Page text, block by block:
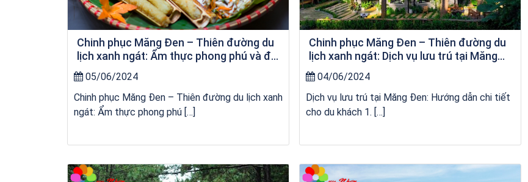
Chinh phục Măng Đen – Thiên đường du
lịch xanh ngát: Ẩm thực phong phú và đa
dạng
05/06/2024
Chinh phục Măng Đen – Thiên đường du lịch xanh
ngát: Ẩm thực phong phú […]
Chinh phục Măng Đen – Thiên đường du
lịch xanh ngát: Dịch vụ lưu trú tại Măng
Đen
04/06/2024
Dịch vụ lưu trú tại Măng Đen: Hướng dẫn chi tiết
cho du khách 1. […]
Khách sạn Money Fine Quy Nhơn Khách sạn Money Fine Quy Nhơn